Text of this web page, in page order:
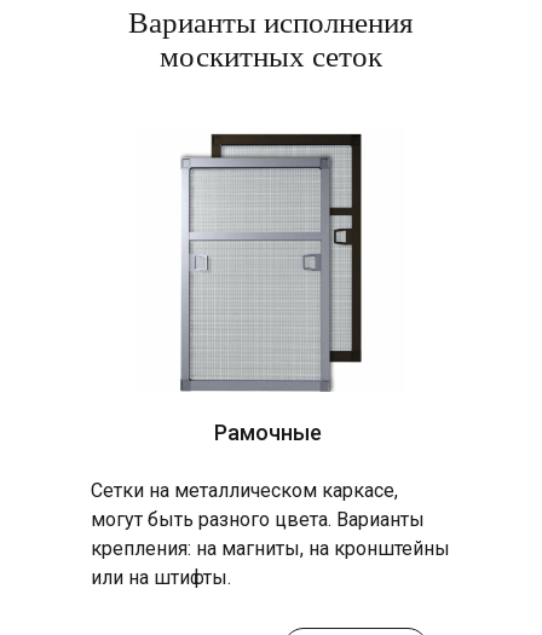
Варианты исполнения
москитных сеток
Рамочные
Сетки на металлическом каркасе,
могут быть разного цвета. Варианты
крепления: на магниты, на кронштейны
или на штифты.